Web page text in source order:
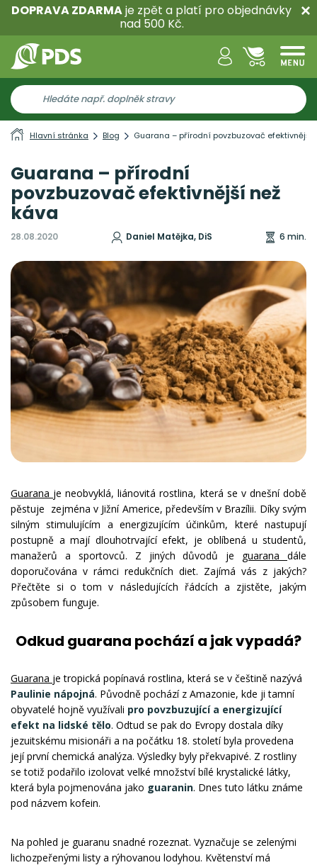
DOPRAVA ZDARMAje zpět a platí pro objednávky
nad 500 Kč.
Hlavní stránka Blog Guarana – přírodní povzbuzovač efektivnější
Guarana – přírodní
povzbuzovač efektivnější než
káva
28.08.2020 Daniel Matějka, DiS 6 min.
Guarana je neobvyklá, liánovitá rostlina, která se v dnešní době
pěstuje zejména v Jižní Americe, především v Brazílii. Díky svým
silným stimulujícím a energizujícím účinkům, které nastupují
postupně a mají dlouhotrvající efekt, je oblíbená u studentů,
manažerů a sportovců. Z jiných důvodů je guarana dále
doporučována v rámci redukčních diet. Zajímá vás z jakých?
Přečtěte si o tom v následujících řádcích a zjistěte, jakým
způsobem funguje.
Odkud guarana pochází a jak vypadá?
Guarana je tropická popínavá rostlina, která se v češtině nazývá
Paulinie nápojná. Původně pochází z Amazonie, kde ji tamní
obyvatelé hojně využívali pro povzbuzující a energizující
efekt na lidské tělo. Odtud se pak do Evropy dostala díky
jezuitskému misionáři a na počátku 18. století byla provedena
její první chemická analýza. Výsledky byly překvapivé. Z rostliny
se totiž podařilo izolovat velké množství bílé krystalické látky,
která byla pojmenována jako guaranin. Dnes tuto látku známe
pod názvem kofein.
Na pohled je guaranu snadné rozeznat. Vyznačuje se zelenými
lichozpeřenými listy a rýhovanou lodyhou. Květenství má